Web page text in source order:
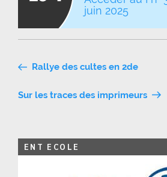
juin 2025
Navigation
de
Rallye des cultes en 2de
Sur les traces des imprimeurs
ENT ECOLE